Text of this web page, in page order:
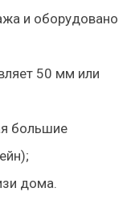
и оборудовано
50 мм или
большие
дома.